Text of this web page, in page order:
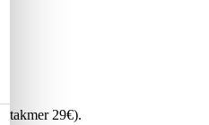
(takmer 29€).